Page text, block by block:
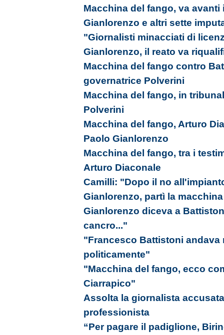
Macchina del fango, va
Gianlorenzo e altri sette
"Giornalisti minacciati di
Gianlorenzo, il reato va
Macchina del fango contro
governatrice Polverini
Macchina del fango, in
Polverini
Macchina del fango, Arturo
Paolo Gianlorenzo
Macchina del fango, tra i
Arturo Diaconale
Camilli: "Dopo il no
Gianlorenzo, partì la
Gianlorenzo diceva a
cancro..."
"Francesco Battistoni andava
politicamente"
"Macchina del fango, ecco
Ciarrapico"
Assolta la giornalista
professionista
“Per pagare il padiglione,